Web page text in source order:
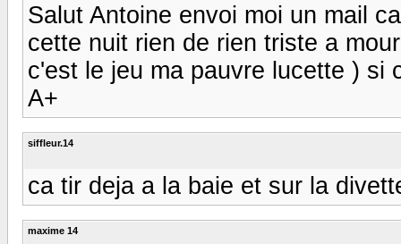
Salut Antoine envoi moi un mail
cette nuit rien de rien triste a
c'est le jeu ma pauvre lucette ) si
A+
siffleur.14
ca tir deja a la baie et sur la
maxime 14